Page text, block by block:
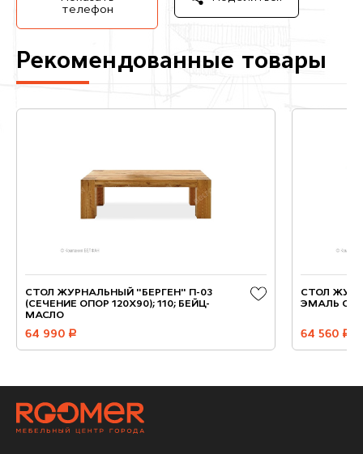
телефон
Рекомендованные товары
СТОЛ ЖУРНАЛЬНЫЙ "БЕРГЕН" П-03
(СЕЧЕНИЕ ОПОР 120Х90); 110; БЕЙЦ-
МАСЛО
64 990 руб.
СТОЛ
ЭМАЛЬ С
64 560 руб.